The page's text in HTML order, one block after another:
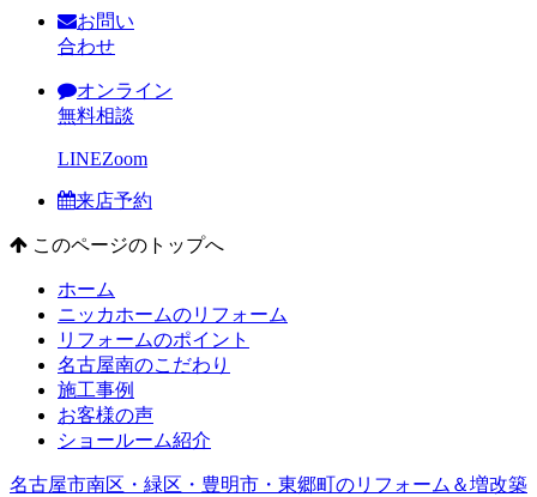
お問い
合わせ
オンライン
無料相談
LINEZoom
来店予約
このページのトップへ
ホーム
ニッカホームのリフォーム
リフォームのポイント
名古屋南のこだわり
施工事例
お客様の声
ショールーム紹介
名古屋市南区・緑区・豊明市・東郷町のリフォーム＆増改築